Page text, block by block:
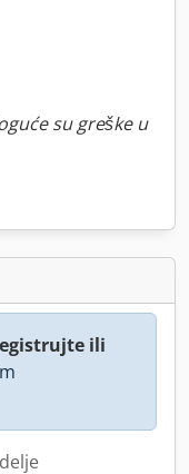
su greške u
ili